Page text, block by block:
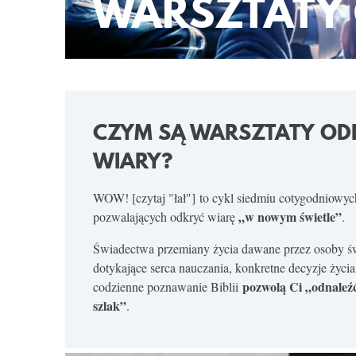
CZYM SĄ WARSZTATY
WIARY?
WOW! [czytaj "łał"] to cykl siedmiu
pozwalających odkryć wiarę„w nowym świetle”.
Świadectwa przemiany życia dawane przez osoby
dotykające serca nauczania, konkretne decyzje
codzienne poznawanie Biblii pozwolą Ci
szlak”.